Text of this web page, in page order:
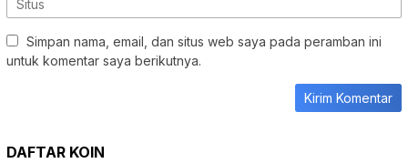
Simpan nama, email, dan situs web saya pada peramban ini
untuk komentar saya berikutnya.
DAFTAR KOIN